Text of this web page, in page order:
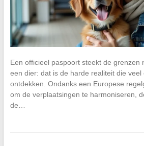
Een officieel paspoort steekt de grenzen
een dier: dat is de harde realiteit die
ontdekken. Ondanks een Europese
om de verplaatsingen te harmoniseren,
de…